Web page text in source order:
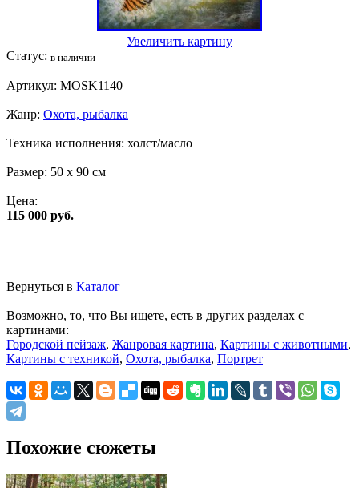
Увеличить картину
Статус: в наличии
Артикул: MOSK1140
Жанр: Охота, рыбалка
Техника исполнения: холст/масло
Размер: 50 x 90 см
Цена:
115 000 руб.
Вернуться в Каталог
Возможно, то, что Вы ищете, есть в других разделах с
картинами:
Городской пейзаж, Жанровая картина, Картины с животными,
Картины с техникой, Охота, рыбалка, Портрет
Похожие сюжеты